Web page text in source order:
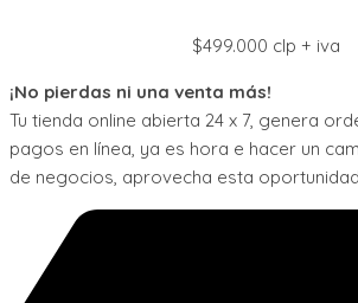
$499.000 clp + iva
¡No pierdas ni una venta más!
Tu tienda online abierta 24 x 7, genera
pagos en línea, ya es hora e hacer un
de negocios, aprovecha esta